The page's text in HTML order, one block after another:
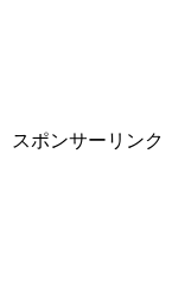
スポンサーリンク